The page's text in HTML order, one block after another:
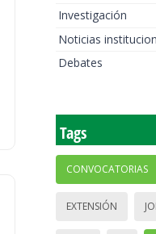
Investigación
Noticias
Debates
Tags
CONVOCATORIAS
EXTENSIÓN